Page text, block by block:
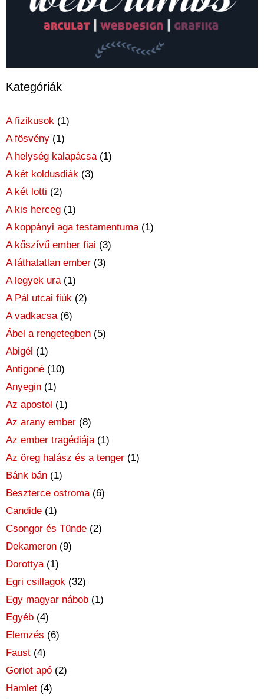
Kategóriák
A fizikusok (1)
A fösvény (1)
A helység kalapácsa (1)
A két koldusdiák (3)
A két lotti (2)
A kis herceg (1)
A koppányi aga testamentuma (1)
A kőszívű ember fiai (3)
A láthatatlan ember (3)
A legyek ura (1)
A Pál utcai fiúk (2)
A vadkacsa (6)
Ábel a rengetegben (5)
Abigél (1)
Antigoné (10)
Anyegin (1)
Az apostol (1)
Az arany ember (8)
Az ember tragédiája (1)
Az öreg halász és a tenger (1)
Bánk bán (1)
Beszterce ostroma (6)
Candide (1)
Csongor és Tünde (2)
Dekameron (9)
Dorottya (1)
Egri csillagok (32)
Egy magyar nábob (1)
Egyéb (4)
Elemzés (6)
Faust (4)
Goriot apó (2)
Hamlet (4)